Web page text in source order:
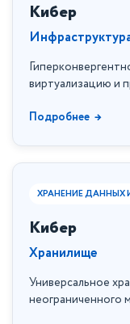
Кибер
виртуализацию и
Подробнее
ХРАНЕНИЕ ДАННЫХ
Кибер
Хранилище
Универсальное
неограниченного